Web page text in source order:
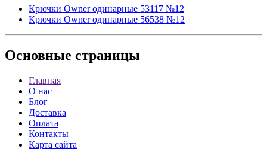
Крючки Owner одинарные 53117 №12
Крючки Owner одинарные 56538 №12
Основные страницы
Главная
О нас
Блог
Доставка
Оплата
Контакты
Карта сайта